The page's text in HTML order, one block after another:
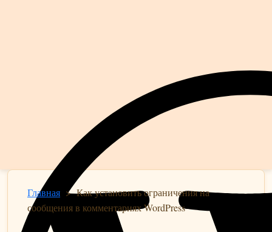
Главная >Как установить ограничения на
сообщения в комментариях WordPress